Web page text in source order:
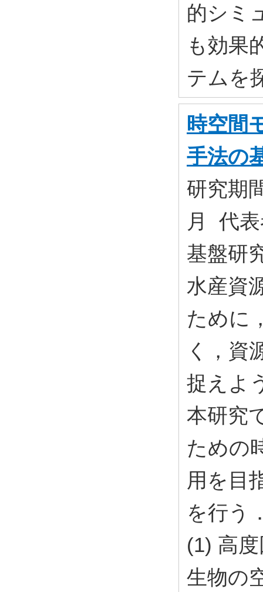
的シミ
も効果
テムを
時空間
手法の
研究期
月 代
基盤研
水産資
ために
く，資
捉えよ
本研究
ための
用を目
を行う
(1) 高
生物の